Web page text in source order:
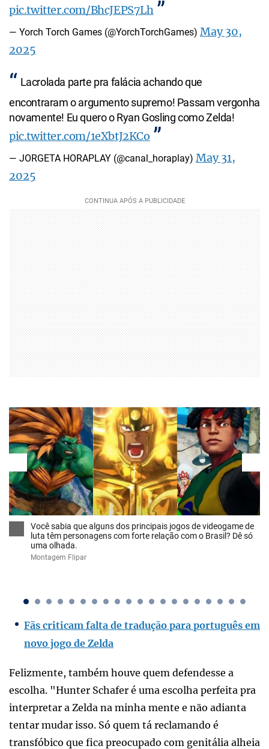
pic.twitter.com/BhcJEPS7Lh
— Yorch Torch Games (@YorchTorchGames) May 30,
2025
Lacrolada parte pra falácia achando que
encontraram o argumento supremo! Passam vergonha
novamente! Eu quero o Ryan Gosling como Zelda!
pic.twitter.com/1eXbtJ2KCo
— JORGETA HORAPLAY (@canal_horaplay) May 31,
2025
Você sabia que alguns dos principais jogos de videogame de
luta têm personagens com forte relação com o Brasil? Dê só
uma olhada.
Montagem Flipar
Fãs criticam falta de tradução para português em
novo jogo de Zelda
Felizmente, também houve quem defendesse a
escolha. "Hunter Schafer é uma escolha perfeita pra
interpretar a Zelda na minha mente e não adianta
tentar mudar isso. Só quem tá reclamando é
transfóbico que fica preocupado com genitália alheia